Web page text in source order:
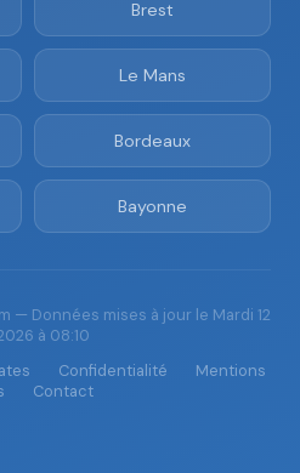
Brest
Le Mans
Bordeaux
Bayonne
Données mises à jour le Mardi 12
à 08:10
Confidentialité
Mentions
Contact